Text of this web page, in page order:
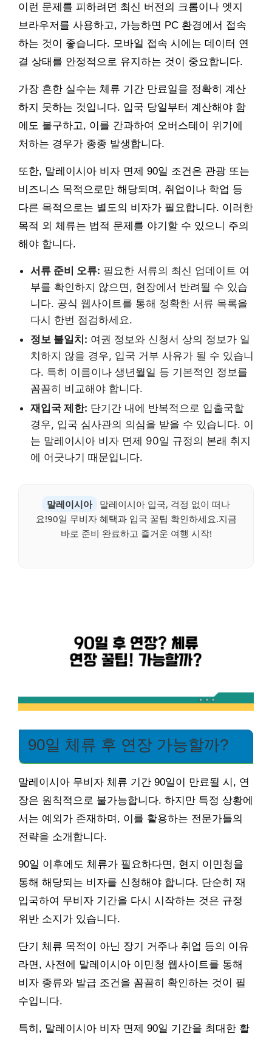
이런 문제를 피하려면 최신 버전의 크롬이나 엣지
브라우저를 사용하고, 가능하면 PC 환경에서 접속
하는 것이 좋습니다. 모바일 접속 시에는 데이터 연
결 상태를 안정적으로 유지하는 것이 중요합니다.
가장 흔한 실수는 체류 기간 만료일을 정확히 계산
하지 못하는 것입니다. 입국 당일부터 계산해야 함
에도 불구하고, 이를 간과하여 오버스테이 위기에
처하는 경우가 종종 발생합니다.
또한, 말레이시아 비자 면제 90일 조건은 관광 또는
비즈니스 목적으로만 해당되며, 취업이나 학업 등
다른 목적으로는 별도의 비자가 필요합니다. 이러한
목적 외 체류는 법적 문제를 야기할 수 있으니 주의
해야 합니다.
서류 준비 오류: 필요한 서류의 최신 업데이트 여
부를 확인하지 않으면, 현장에서 반려될 수 있습
니다. 공식 웹사이트를 통해 정확한 서류 목록을
다시 한번 점검하세요.
정보 불일치: 여권 정보와 신청서 상의 정보가 일
치하지 않을 경우, 입국 거부 사유가 될 수 있습니
다. 특히 이름이나 생년월일 등 기본적인 정보를
꼼꼼히 비교해야 합니다.
재입국 제한: 단기간 내에 반복적으로 입출국할
경우, 입국 심사관의 의심을 받을 수 있습니다. 이
는 말레이시아 비자 면제 90일 규정의 본래 취지
에 어긋나기 때문입니다.
말레이시아
말레이시아 입국, 걱정 없이 떠나
요!90일 무비자 혜택과 입국 꿀팁 확인하세요.지금
바로 준비 완료하고 즐거운 여행 시작!
90일 체류 후 연장 가능할까?
말레이시아 무비자 체류 기간 90일이 만료될 시, 연
장은 원칙적으로 불가능합니다. 하지만 특정 상황에
서는 예외가 존재하며, 이를 활용하는 전문가들의
전략을 소개합니다.
90일 이후에도 체류가 필요하다면, 현지 이민청을
통해 해당되는 비자를 신청해야 합니다. 단순히 재
입국하여 무비자 기간을 다시 시작하는 것은 규정
위반 소지가 있습니다.
단기 체류 목적이 아닌 장기 거주나 취업 등의 이유
라면, 사전에 말레이시아 이민청 웹사이트를 통해
비자 종류와 발급 조건을 꼼꼼히 확인하는 것이 필
수입니다.
특히, 말레이시아 비자 면제 90일 기간을 최대한 활